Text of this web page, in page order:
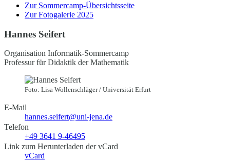
Zur Sommercamp-Übersichtsseite
Zur Fotogalerie 2025
Hannes Seifert
Organisation Informatik-Sommercamp
Professur für Didaktik der Mathematik
Foto: Lisa Wollenschläger / Universität Erfurt
E-Mail
hannes.seifert@uni-jena.de
Telefon
+49 3641 9-46495
Link zum Herunterladen der vCard
vCard